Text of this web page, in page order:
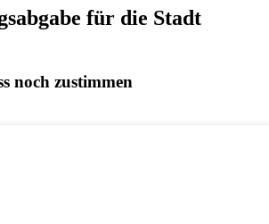
für die Stadt
noch zustimmen